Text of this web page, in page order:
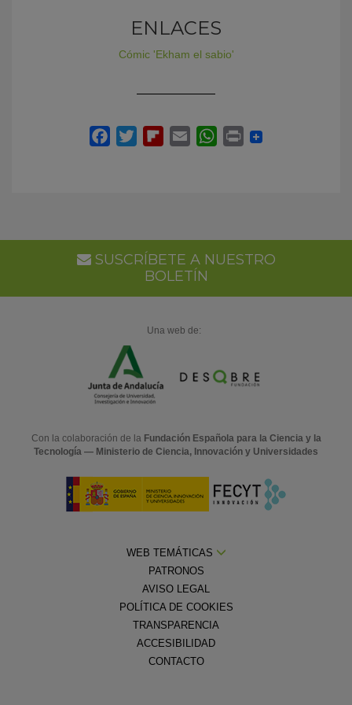
ENLACES
Cómic 'Ekham el sabio'
SUSCRÍBETE A NUESTRO
BOLETÍN
Una web de:
Con la colaboración de la Fundación Española para la Ciencia y la
Tecnología — Ministerio de Ciencia, Innovación y Universidades
WEB TEMÁTICAS
PATRONOS
AVISO LEGAL
POLÍTICA DE COOKIES
TRANSPARENCIA
ACCESIBILIDAD
CONTACTO